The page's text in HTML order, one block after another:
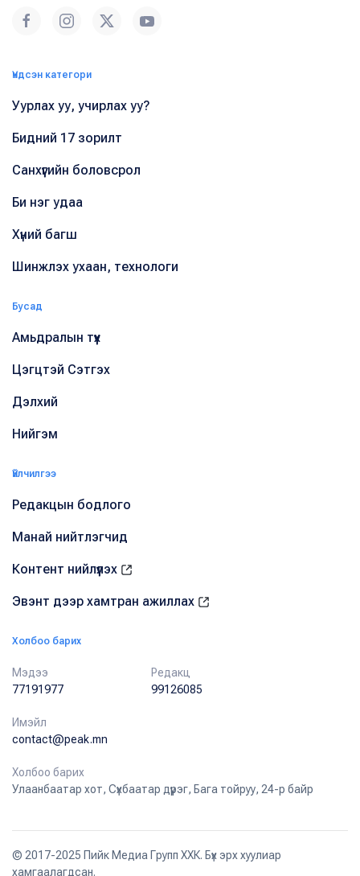
Үндсэн категори
Уурлах уу, учирлах уу?
Бидний 17 зорилт
Санхүүгийн боловсрол
Би нэг удаа
Хүний багш
Шинжлэх ухаан, технологи
Бусад
Амьдралын түүх
Цэгцтэй Сэтгэх
Дэлхий
Нийгэм
Үйлчилгээ
Редакцын бодлого
Манай нийтлэгчид
Контент нийлүүлэх
Эвэнт дээр хамтран ажиллах
Холбоо барих
Мэдээ
77191977
Редакц
99126085
Имэйл
contact@peak.mn
Холбоо барих
Улаанбаатар хот, Сүхбаатар дүүрэг, Бага тойруу, 24-р байр
© 2017-2025 Пийк Медиа Групп ХХК. Бүх эрх хуулиар
хамгаалагдсан.